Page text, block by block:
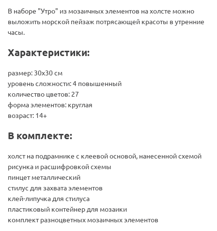
В наборе "Утро" из мозаичных элементов на холсте можно
выложить морской пейзаж потрясающей красоты в утренние
часы.
Характеристики:
размер: 30х30 см
уровень сложности: 4 повышенный
количество цветов: 27
форма элементов: круглая
возраст: 14+
В комплекте:
холст на подрамнике с клеевой основой, нанесенной схемой
рисунка и расшифровкой схемы
пинцет металлический
стилус для захвата элементов
клей-липучка для стилуса
пластиковый контейнер для мозаики
комплект разноцветных мозаичных элементов